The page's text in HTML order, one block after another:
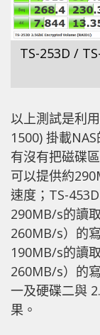
TS-253D /
以上測試是利
1500) 掛載
有沒有把磁碟
可以提供約
速度；TS-
290MB/s的讀
260MB/s）的
190MB/s的讀
260MB/s）的
一及硬碟二與
果。